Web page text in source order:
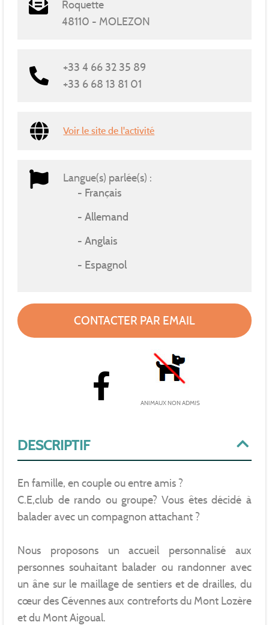
DESCRIPTIF
En famille, en couple ou entre amis ?
C.E,club de rando ou groupe? Vous êtes décidé à
balader avec un compagnon attachant ?
Nous proposons un accueil personnalisé aux
personnes souhaitant balader ou randonner avec
un âne sur le maillage de sentiers et de drailles, du
cœur des Cévennes aux contreforts du Mont Lozère
et du Mont Aigoual.
Roquette
48110 - MOLEZON
+33 4 66 32 35 89
+33 6 68 13 81 01
Voir le site de l'activité
Langue(s) parlée(s) :
Français
Allemand
Anglais
Espagnol
CONTACTER PAR EMAIL
ANIMAUX NON ADMIS